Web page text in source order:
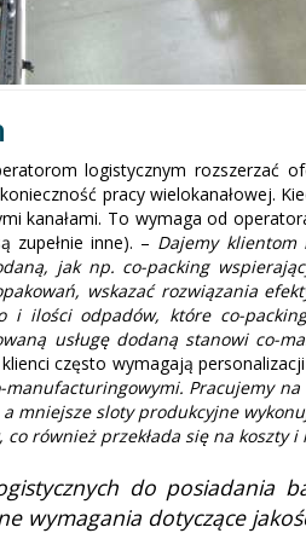
logistycznym rozszerzać
pracy wielokanałowej.
kanałami. To wymaga od
zupełnie inne). – Dajemy klientom
jak np. co-packing
wskazać rozwiązania
i ilości odpadów, które co-
usługę dodaną stanowi co-
często wymagają
Pracujemy
mniejsze sloty produkcyjne
również przekłada się na koszty
do posiadania
wymagania dotyczące